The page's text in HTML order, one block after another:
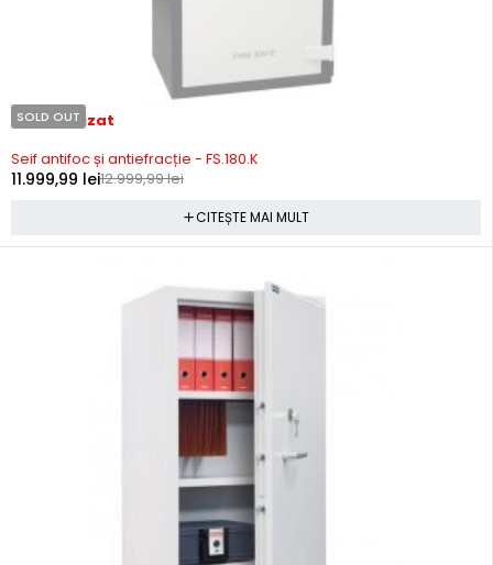
SOLD OUT
Stoc epuizat
Seif antifoc și antiefracție - FS.180.K
12.999,99lei
11.999,99 lei
CITEȘTE MAI MULT